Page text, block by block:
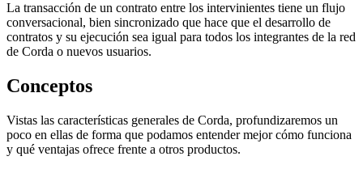
La transacción de un contrato entre los intervinientes tiene un flujo
conversacional, bien sincronizado que hace que el desarrollo de
contratos y su ejecución sea igual para todos los integrantes de la red
de Corda o nuevos usuarios.
Conceptos
Vistas las características generales de Corda, profundizaremos un
poco en ellas de forma que podamos entender mejor cómo funciona
y qué ventajas ofrece frente a otros productos.